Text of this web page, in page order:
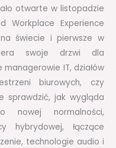
otwarte w listopadzie
Workplace Experience
świecie i pierwsze w
swoje drzwi dla
IT, działów
biurowych, czy
sprawdzić, jak wygląda
nowej normalności,
hybrydowej, łączące
technologie audio i